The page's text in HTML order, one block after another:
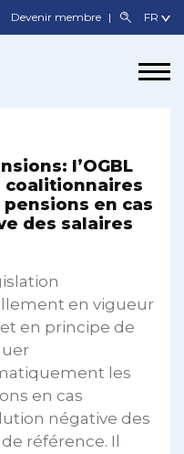
Devenir membre
l’OGBL
coalitionnaires
en cas
des salaires
en vigueur
en principe de
les
en cas
négative des
référence. Il